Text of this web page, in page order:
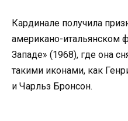
Кардинале получила
американо-
Западе» (1968), где она
такими иконами, как
и Чарльз Бронсон.